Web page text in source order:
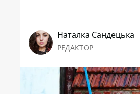
Наталка Сандецька
РЕДАКТОР